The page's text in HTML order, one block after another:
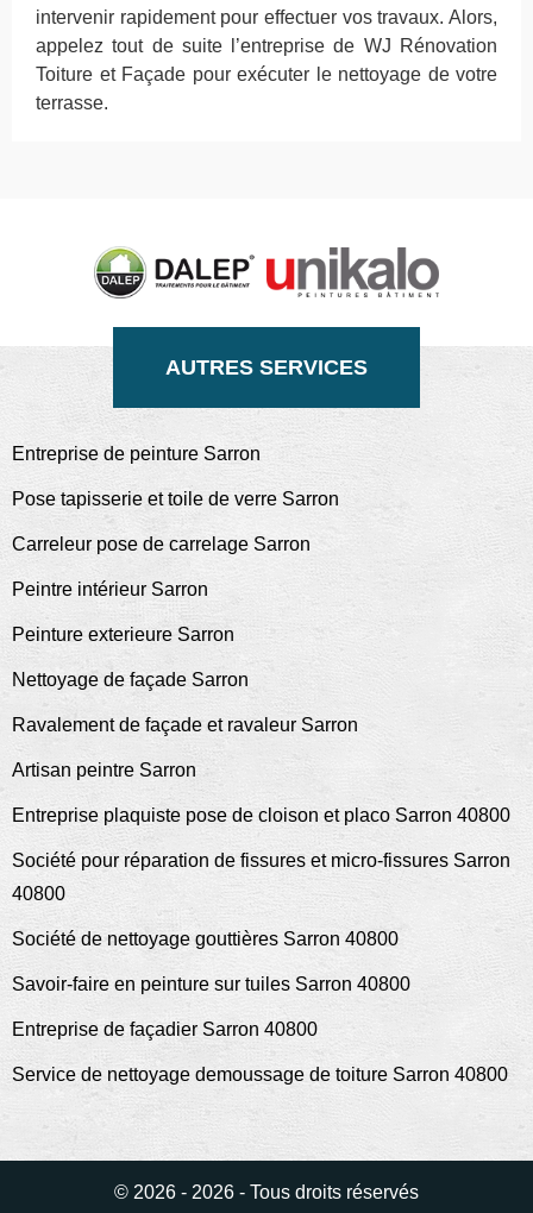
intervenir rapidement pour effectuer vos travaux. Alors,
appelez tout de suite l’entreprise de WJ Rénovation
Toiture et Façade pour exécuter le nettoyage de votre
terrasse.
AUTRES SERVICES
Entreprise de peinture Sarron
Pose tapisserie et toile de verre Sarron
Carreleur pose de carrelage Sarron
Peintre intérieur Sarron
Peinture exterieure Sarron
Nettoyage de façade Sarron
Ravalement de façade et ravaleur Sarron
Artisan peintre Sarron
Entreprise plaquiste pose de cloison et placo Sarron 40800
Société pour réparation de fissures et micro-fissures Sarron
40800
Société de nettoyage gouttières Sarron 40800
Savoir-faire en peinture sur tuiles Sarron 40800
Entreprise de façadier Sarron 40800
Service de nettoyage demoussage de toiture Sarron 40800
© 2026 - 2026 - Tous droits réservés